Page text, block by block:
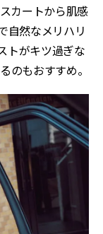
カートから肌感
自然なメリハリ
トがキツ過ぎな
のもおすすめ。